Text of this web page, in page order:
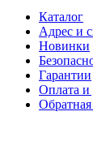
Каталог
Адрес и
Новинки
Гарантии
Оплата и
Обратная